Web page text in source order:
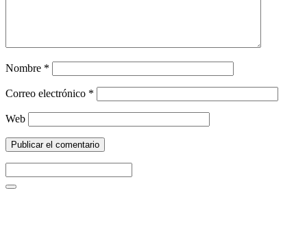
Nombre *
Correo electrónico *
Web